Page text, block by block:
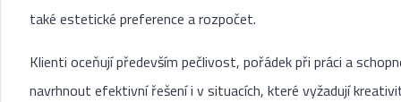
také estetické preference a rozpočet.
Klienti oceňují především pečlivost, pořádek při práci a
navrhnout efektivní řešení i v situacích, které vyžadují